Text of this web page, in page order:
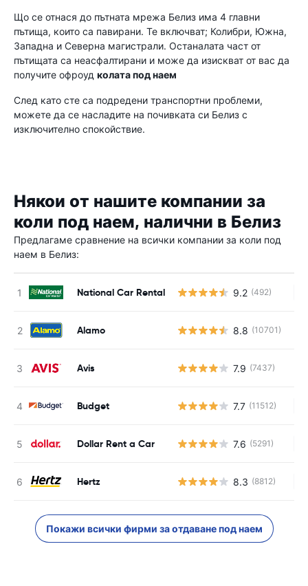
Що се отнася до пътната мрежа Белиз има 4 главни
пътища, които са павирани. Те включват; Колибри, Южна,
Западна и Северна магистрали. Останалата част от
пътищата са неасфалтирани и може да изискват от вас да
получите офроуд колата под наем
След като сте са подредени транспортни проблеми,
можете да се насладите на почивката си Белиз с
изключително спокойствие.
Някои от нашите компании за
коли под наем, налични в Белиз
Предлагаме сравнение на всички компании за коли под
наем в Белиз:
National Car Rental 9.2 (492)
Alamo 8.8 (10701)
Avis 7.9 (7437)
Budget 7.7 (11512)
Dollar Rent a Car 7.6 (5291)
Hertz 8.3 (8812)
Покажи всички фирми за отдаване под наем